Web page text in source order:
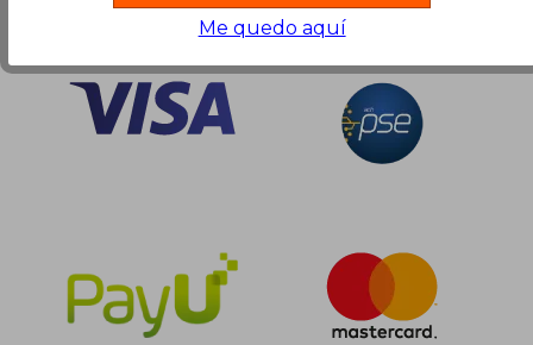
Nuestras Formas de Pago
Me quedo aquí